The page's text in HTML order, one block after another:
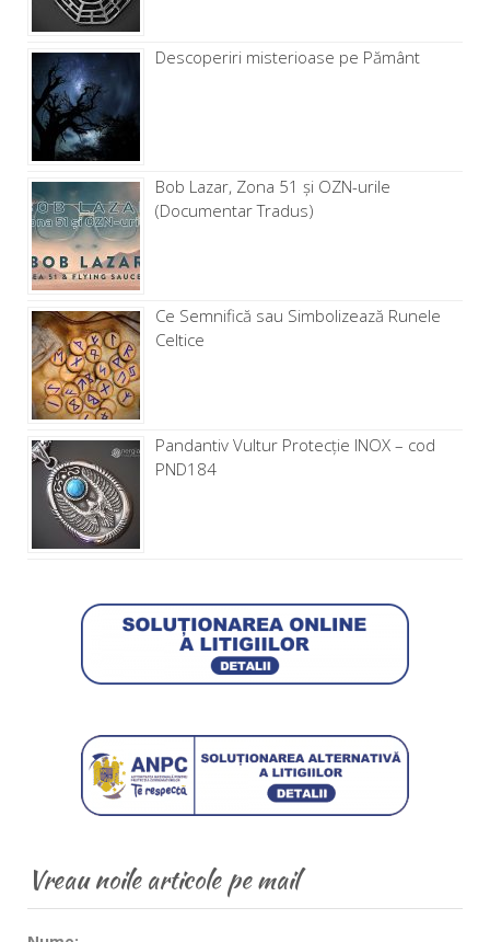
Descoperiri misterioase pe Pământ
Bob Lazar, Zona 51 și OZN-urile
(Documentar Tradus)
Ce Semnifică sau Simbolizează Runele
Celtice
Pandantiv Vultur Protecție INOX – cod
PND184
Vreau noile articole pe mail